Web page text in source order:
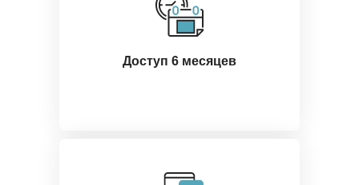
Доступ 6 месяцев